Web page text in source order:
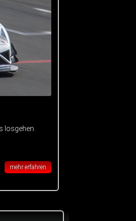
losgehen.
mehr erfahren